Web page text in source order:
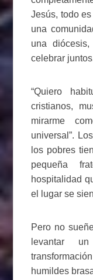
Jesús, todo
una
una
celebrar
“Quiero
cristianos,
mirarme
universal”.
los pobres
pequeña
hospitalidad
el lugar se
Pero no
levantar
humildes